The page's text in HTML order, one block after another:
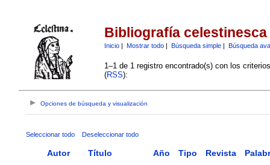
Bibliografía celestinesca
Inicio| Mostrar todo| Búsqueda simple| Búsqueda
1–1 de 1 registro encontrado(s) con los
(RSS):
Opciones de búsqueda y visualización
Seleccionar todo Deseleccionar todo
Autor Título Año Tipo Revista